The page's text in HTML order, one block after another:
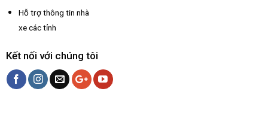
Hỗ trợ thông tin nhà
xe các tỉnh
Kết nối với chúng tôi